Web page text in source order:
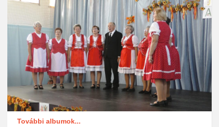
További albumok...